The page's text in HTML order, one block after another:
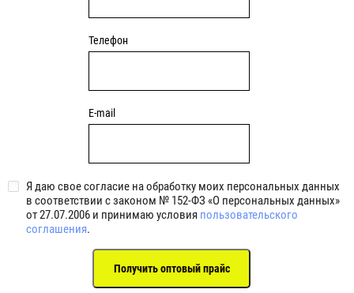
Телефон
E-mail
Я даю свое согласие на обработку моих персональных данных
в соответствии с законом № 152-ФЗ «О персональных данных»
от 27.07.2006 и принимаю условия пользовательского
соглашения.